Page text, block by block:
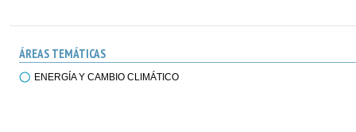
ÁREAS TEMÁTICAS
ENERGÍA Y CAMBIO CLIMÁTICO